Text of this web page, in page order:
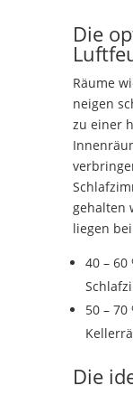
Die
Räume
neigen
zu einer
gehalten
liegen bei
40 –
50 –
Die